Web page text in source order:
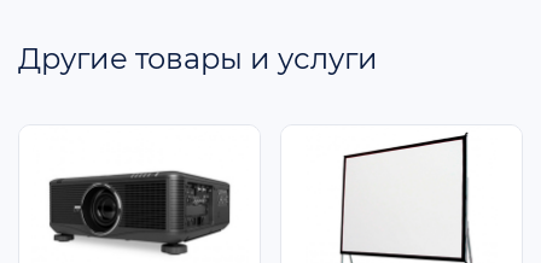
Другие товары и услуги